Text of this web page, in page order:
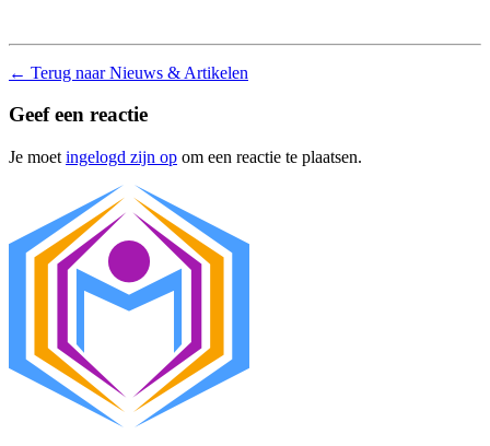
← Terug naar Nieuws & Artikelen
Geef een reactie
Je moet ingelogd zijn op om een reactie te plaatsen.